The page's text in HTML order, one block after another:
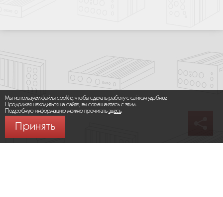
Мы используем файлы cookie, чтобы сделать работу с сайтом удобнее.
Продолжая находиться на сайте, вы соглашаетесь с этим.
Подробную информацию можно прочитатьздесь.
Принять